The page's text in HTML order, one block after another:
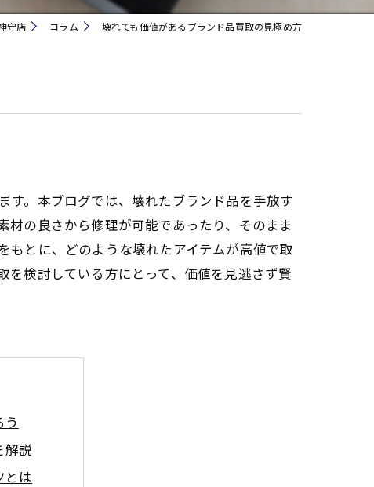
遺品整理・終活
守店 コラム 壊れても価値があるブランド品買取の見極め方
す。本ブログでは、壊れたブランド品を手放す
の良さから修理が可能であったり、そのまま
もとに、どのような壊れたアイテムが高値で取
検討している方にとって、価値を見逃さず賢
解説
とは